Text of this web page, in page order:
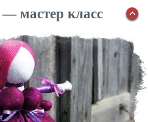
мастер класс